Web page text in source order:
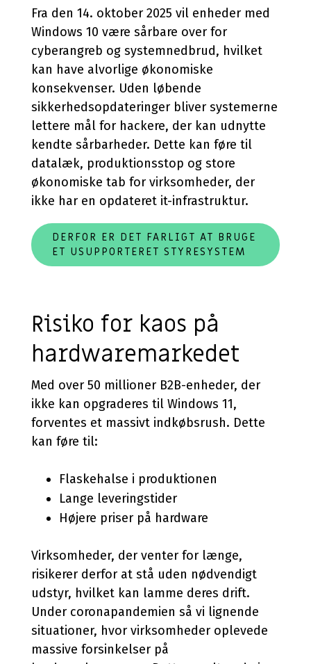
Fra den 14. oktober 2025 vil enheder med
Windows 10 være sårbare over for
cyberangreb og systemnedbrud, hvilket
kan have alvorlige økonomiske
konsekvenser. Uden løbende
sikkerhedsopdateringer bliver systemerne
lettere mål for hackere, der kan udnytte
kendte sårbarheder. Dette kan føre til
datalæk, produktionsstop og store
økonomiske tab for virksomheder, der
ikke har en opdateret it-infrastruktur.
DERFOR ER DET FARLIGT AT BRUGE
ET USUPPORTERET STYRESYSTEM
Risiko for kaos på
hardwaremarkedet
Med over 50 millioner B2B-enheder, der
ikke kan opgraderes til Windows 11,
forventes et massivt indkøbsrush. Dette
kan føre til:
Flaskehalse i produktionen
Lange leveringstider
Højere priser på hardware
Virksomheder, der venter for længe,
risikerer derfor at stå uden nødvendigt
udstyr, hvilket kan lamme deres drift.
Under coronapandemien så vi lignende
situationer, hvor virksomheder oplevede
massive forsinkelser på